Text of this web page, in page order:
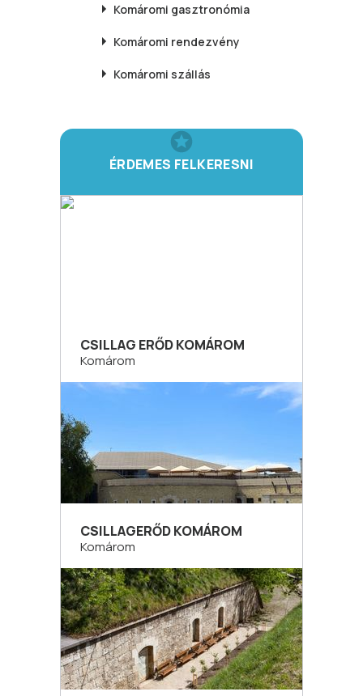
Komáromi gasztronómia
Komáromi rendezvény
Komáromi szállás
ÉRDEMES FELKERESNI
CSILLAG ERŐD KOMÁROM
Komárom
CSILLAGERŐD KOMÁROM
Komárom